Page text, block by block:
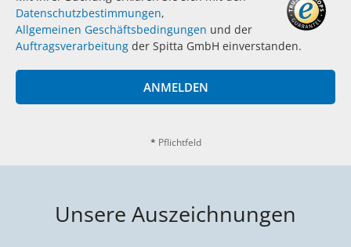
Datenschutzbestimmungen,
Allgemeinen Geschäftsbedingungen und der
Auftragsverarbeitung der Spitta GmbH einverstanden.
ANMELDEN
* Pflichtfeld
Unsere Auszeichnungen